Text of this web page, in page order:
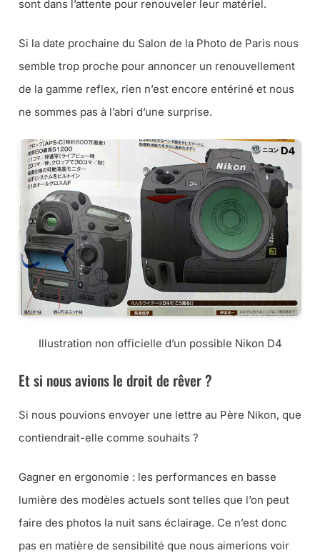
sont dans l’attente pour renouveler leur matériel.
Si la date prochaine du Salon de la Photo de Paris nous
semble trop proche pour annoncer un renouvellement
de la gamme reflex, rien n’est encore entériné et nous
ne sommes pas à l’abri d’une surprise.
Illustration non officielle d’un possible Nikon D4
Et si nous avions le droit de rêver ?
Si nous pouvions envoyer une lettre au Père Nikon, que
contiendrait-elle comme souhaits ?
Gagner en ergonomie : les performances en basse
lumière des modèles actuels sont telles que l’on peut
faire des photos la nuit sans éclairage. Ce n’est donc
pas en matière de sensibilité que nous aimerions voir